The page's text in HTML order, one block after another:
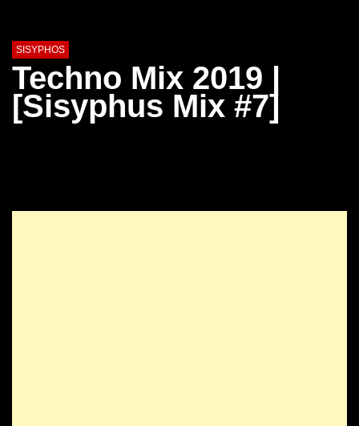
SISYPHOS
Techno Mix 2019 |
[Sisyphus Mix #7]